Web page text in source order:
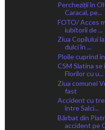
Percheziții în
Caracal, pe...
FOTO/ Acces
iubitorii de ...
Ziua Copilului
dulci în ...
Ploile cuprind
CSM Slatina
Florilor cu u...
Ziua comunei
fast
Accident cu
între Salci...
Bărbat din
accident pe